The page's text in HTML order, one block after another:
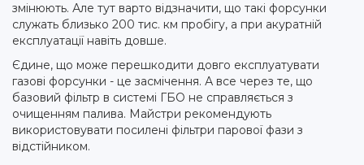
змінюють. Але тут варто відзначити, що такі форсунки
служать близько 200 тис. км пробігу, а при акуратній
експлуатації навіть довше.
Єдине, що може перешкодити довго експлуатувати
газові форсунки - це засмічення. А все через те, що
базовий фільтр в системі ГБО не справляється з
очищенням палива. Майстри рекомендують
використовувати посилені фільтри парової фази з
відстійником.